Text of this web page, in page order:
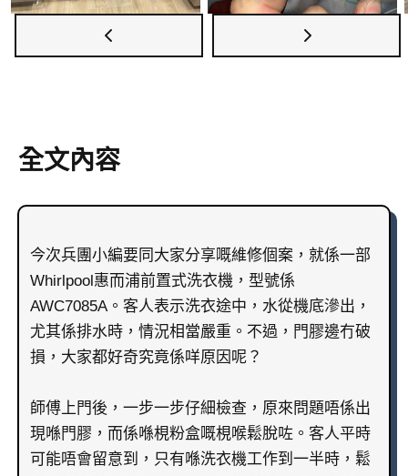
全文內容
今次兵團小編要同大家分享嘅維修個案，就係一部
Whirlpool惠而浦前置式洗衣機，型號係
AWC7085A。客人表示洗衣途中，水從機底滲出，
尤其係排水時，情況相當嚴重。不過，門膠邊冇破
損，大家都好奇究竟係咩原因呢？
師傅上門後，一步一步仔細檢查，原來問題唔係出
現喺門膠，而係喺梘粉盒嘅梘喉鬆脫咗。客人平時
可能唔會留意到，只有喺洗衣機工作到一半時，鬆